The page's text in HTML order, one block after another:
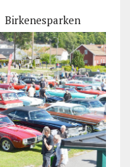
Birkenesparken